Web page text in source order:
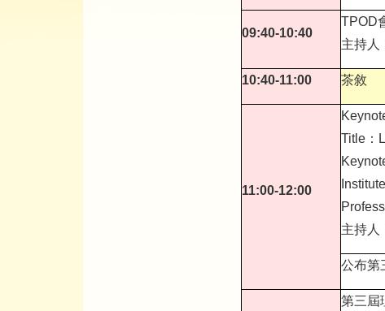
09:40-10:40
TPOD
主持人
10:40-11:00 茶敘
11:00-12:00
Title：
主持人
公布第
第三屆